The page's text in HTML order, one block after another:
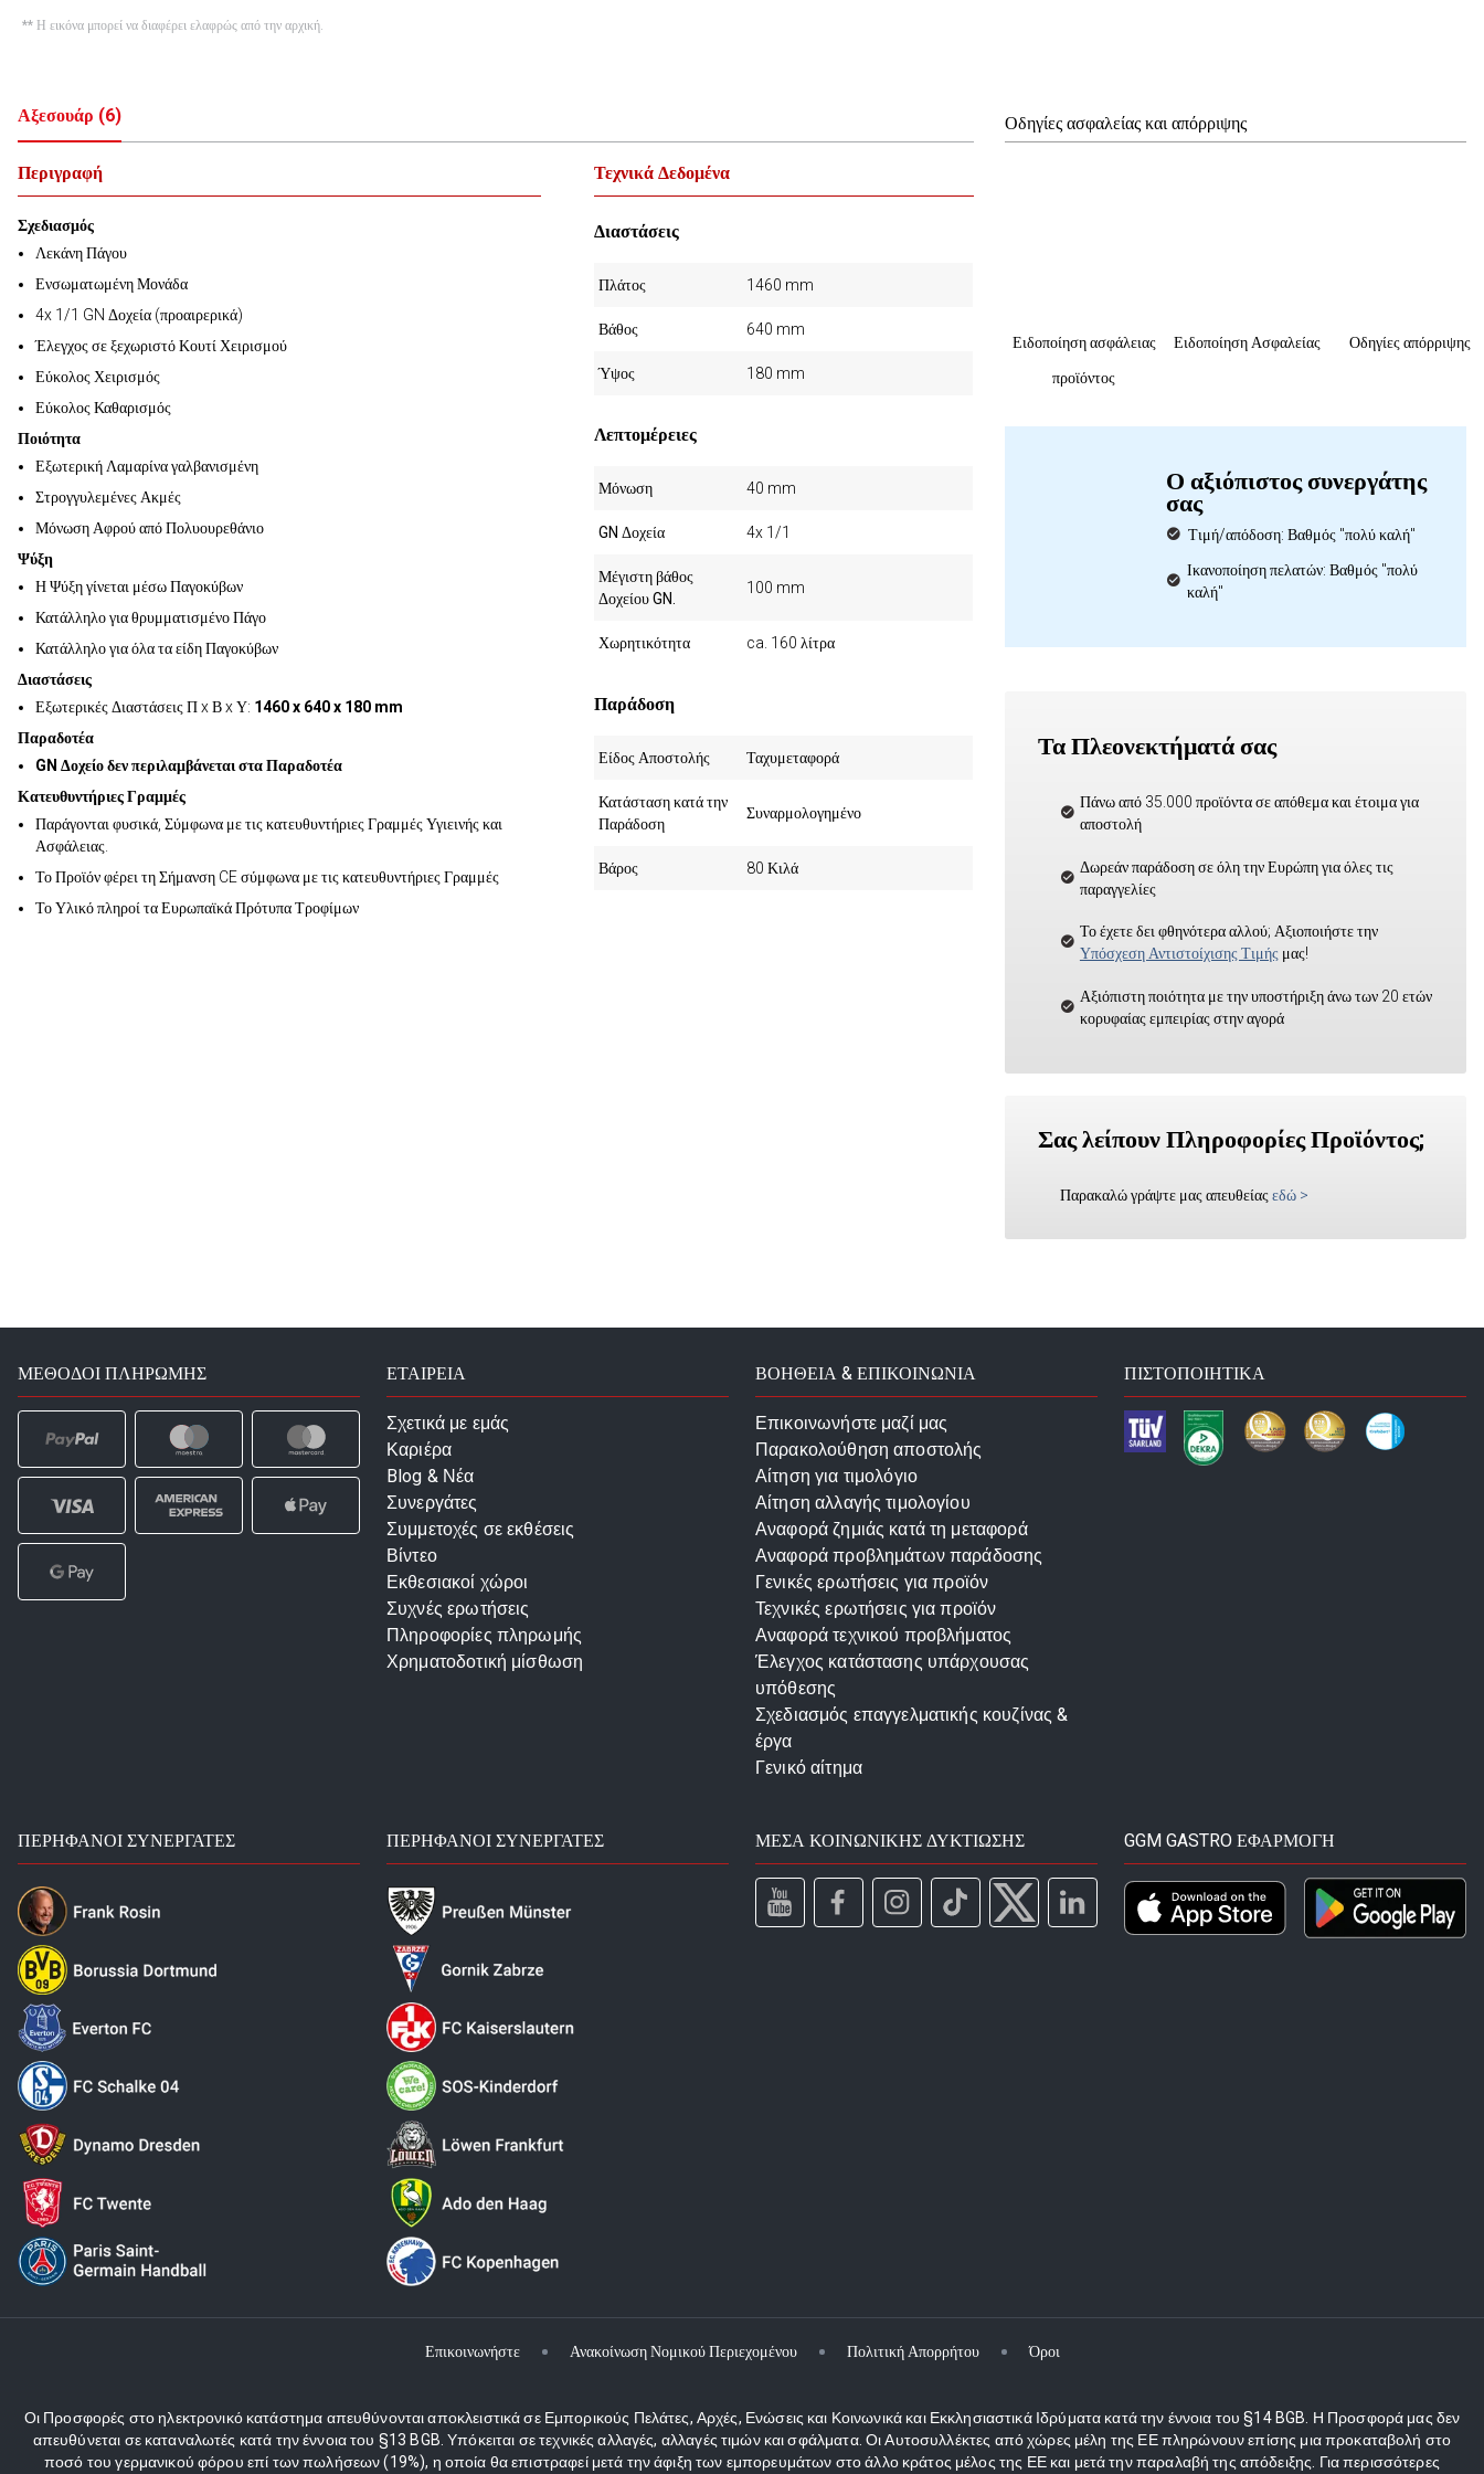
** Η εικόνα μπορεί να διαφέρει ελαφρώς από την αρχική.
Αξεσουάρ (6)
Περιγραφή
Σχεδιασμός
Λεκάνη Πάγου
Ενσωματωμένη Μονάδα
4x 1/1 GN Δοχεία (προαιρερικά)
Έλεγχος σε ξεχωριστό Κουτί Χειρισμού
Εύκολος Χειρισμός
Εύκολος Καθαρισμός
Ποιότητα
Εξωτερική Λαμαρίνα γαλβανισμένη
Στρογγυλεμένες Ακμές
Μόνωση Αφρού από Πολυουρεθάνιο
Ψύξη
Η Ψύξη γίνεται μέσω Παγοκύβων
Κατάλληλο για θρυμματισμένο Πάγο
Κατάλληλο για όλα τα είδη Παγοκύβων
Διαστάσεις
Εξωτερικές Διαστάσεις Π x Β x Υ: 1460 x 640 x 180 mm
Παραδοτέα
GN Δοχείο δεν περιλαμβάνεται στα Παραδοτέα
Κατευθυντήριες Γραμμές
Παράγονται φυσικά, Σύμφωνα με τις κατευθυντήριες Γραμμές Υγιεινής και
Ασφάλειας.
Το Προϊόν φέρει τη Σήμανση CE σύμφωνα με τις κατευθυντήριες Γραμμές
Το Υλικό πληροί τα Ευρωπαϊκά Πρότυπα Τροφίμων
Τεχνικά Δεδομένα
Διαστάσεις
Πλάτος 1460 mm
Βάθος 640 mm
Ύψος 180 mm
Λεπτομέρειες
Μόνωση 40 mm
GN Δοχεία 4x 1/1
Μέγιστη βάθος
Δοχείου GN.
100 mm
Χωρητικότητα ca. 160 λίτρα
Παράδοση
Είδος Αποστολής Ταχυμεταφορά
Κατάσταση κατά την
Παράδοση
Συναρμολογημένο
Βάρος 80 Κιλά
Οδηγίες ασφαλείας και απόρριψης
Ειδοποίηση ασφάλειας
προϊόντος
Ειδοποίηση Ασφαλείας Οδηγίες απόρριψης
Ο αξιόπιστος συνεργάτης
σας
Τιμή/απόδοση: Βαθμός "πολύ καλή"
Ικανοποίηση πελατών: Βαθμός "πολύ
καλή"
Τα Πλεονεκτήματά σας
Πάνω από 35.000 προϊόντα σε απόθεμα και έτοιμα για
αποστολή
Δωρεάν παράδοση σε όλη την Ευρώπη για όλες τις
παραγγελίες
Το έχετε δει φθηνότερα αλλού; Αξιοποιήστε την
Υπόσχεση Αντιστοίχισης Τιμής μας!
Αξιόπιστη ποιότητα με την υποστήριξη άνω των 20 ετών
κορυφαίας εμπειρίας στην αγορά
Σας λείπουν Πληροφορίες Προϊόντος;
Παρακαλώ γράψτε μας απευθείας εδώ >
ΜΈΘΟΔΟΙ ΠΛΗΡΩΜΉΣ ΕΤΑΙΡΕΙΑ
Σχετικά με εμάς
Καριέρα
Blog & Νέα
Συνεργάτες
Συμμετοχές σε εκθέσεις
Βίντεο
Εκθεσιακοί χώροι
Συχνές ερωτήσεις
Πληροφορίες πληρωμής
Χρηματοδοτική μίσθωση
ΒΟΗΘΕΙΑ & ΕΠΙΚΟΙΝΩΝΙΑ
Επικοινωνήστε μαζί μας
Παρακολούθηση αποστολής
Αίτηση για τιμολόγιο
Αίτηση αλλαγής τιμολογίου
Αναφορά ζημιάς κατά τη μεταφορά
Αναφορά προβλημάτων παράδοσης
Γενικές ερωτήσεις για προϊόν
Τεχνικές ερωτήσεις για προϊόν
Αναφορά τεχνικού προβλήματος
Έλεγχος κατάστασης υπάρχουσας
υπόθεσης
Σχεδιασμός επαγγελματικής κουζίνας &
έργα
Γενικό αίτημα
ΠΙΣΤΟΠΟΙΗΤΙΚΆ
ΠΕΡΉΦΑΝΟΙ ΣΥΝΕΡΓΆΤΕΣ ΠΕΡΉΦΑΝΟΙ ΣΥΝΕΡΓΆΤΕΣ ΜΈΣΑ ΚΟΙΝΩΝΙΚΉΣ ΔΥΚΤΊΩΣΗΣ GGM GASTRO ΕΦΑΡΜΟΓΉ
Επικοινωνήστε Ανακοίνωση Νομικού Περιεχομένου Πολιτική Απορρήτου Όροι
Οι Προσφορές στο ηλεκτρονικό κατάστημα απευθύνονται αποκλειστικά σε Εμπορικούς Πελάτες, Αρχές, Ενώσεις και Κοινωνικά και Εκκλησιαστικά Ιδρύματα κατά την έννοια του §14 BGB. Η Προσφορά μας δεν
απευθύνεται σε καταναλωτές κατά την έννοια του §13 BGB. Υπόκειται σε τεχνικές αλλαγές, αλλαγές τιμών και σφάλματα. Οι Αυτοσυλλέκτες από χώρες μέλη της ΕΕ πληρώνουν επίσης μια προκαταβολή στο
ποσό του γερμανικού φόρου επί των πωλήσεων (19%), η οποία θα επιστραφεί μετά την άφιξη των εμπορευμάτων στο άλλο κράτος μέλος της ΕΕ και μετά την παραλαβή της απόδειξης. Για περισσότερες